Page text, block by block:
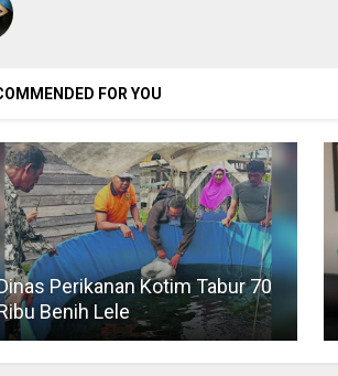
FOR YOU
Perikanan Kotim Tabur 70
Benih Lele